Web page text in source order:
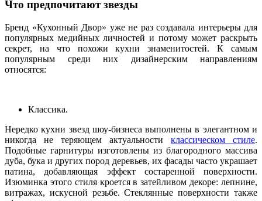
Что предпочитают звезды
Бренд «Кухонный Двор» уже не раз создавала интерьеры для
популярных медийных личностей и потому может раскрыть
секрет, на что похожи кухни знаменитостей. К самым
популярным среди них дизайнерским направлениям
относятся:
Классика.
Нередко кухни звезд шоу-бизнеса выполнены в элегантном и
никогда не теряющем актуальности классическом стиле.
Подобные гарнитуры изготовлены из благородного массива
дуба, бука и других пород деревьев, их фасады часто украшает
патина, добавляющая эффект состаренной поверхности.
Изюминка этого стиля кроется в затейливом декоре: лепнине,
витражах, искусной резьбе. Стеклянные поверхности также